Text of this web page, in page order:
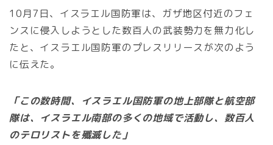
10月7日、イスラエル国防軍は、ガザ地区付近のフェ
ンスに侵入しようとした数百人の武装勢力を無力化し
たと、イスラエル国防軍のプレスリリースが次のよう
に伝えた。
「この数時間、イスラエル国防軍の地上部隊と航空部
隊は、イスラエル南部の多くの地域で活動し、数百人
のテロリストを殲滅した」